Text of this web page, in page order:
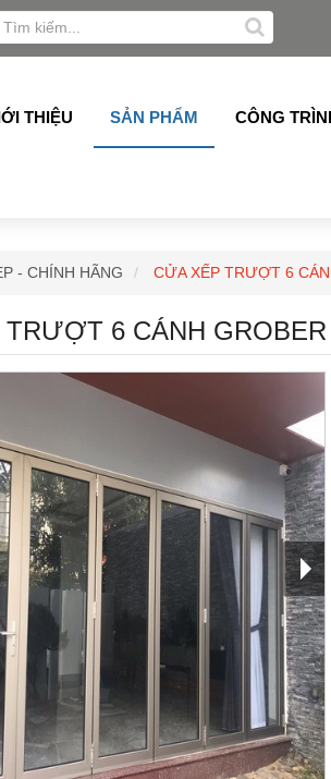
Technan, Schuco, Slim
THIỆU SẢN PHẨM CÔNG
- CHÍNH HÃNG CỬA XẾP TRƯỢT 6
6 CÁNH